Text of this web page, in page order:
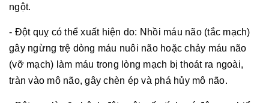
ngột.
- Đột quỵ có thể xuất hiện do: Nhồi máu não (tắc mạch)
gây ngừng trệ dòng máu nuôi não hoặc chảy máu não
(vỡ mạch) làm máu trong lòng mạch bị thoát ra ngoài,
tràn vào mô não, gây chèn ép và phá hủy mô não.